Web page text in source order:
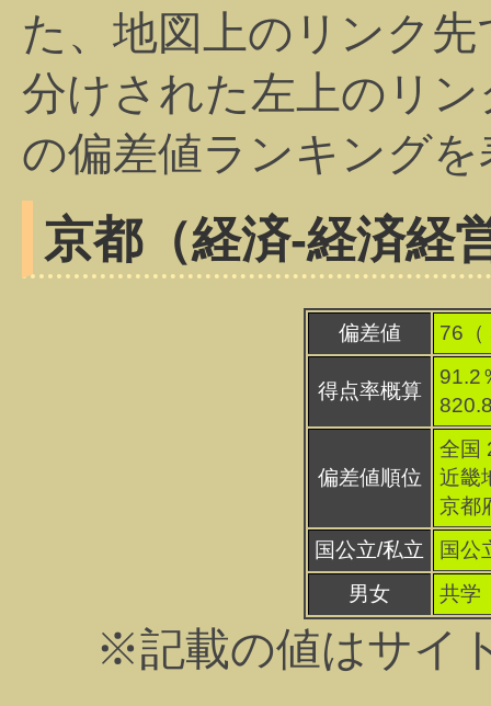
た、地図上のリンク
分けされた左上のリ
の偏差値ランキング
京都（経済-経済経
偏差値 76（
得点率概算
91.2
偏差値順位
全国
近畿
京都
国公立/私立
国公
男女
共学
※記載の値はサイ